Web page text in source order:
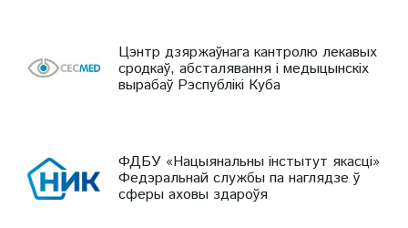
Цэнтр дзяржаўнага кантролю лекавых
сродкаў, абсталявання і медыцынскіх
вырабаў Рэспублікі Куба
ФДБУ «Нацыянальны інстытут якасці»
Федэральнай службы па наглядзе ў
сферы аховы здароўя